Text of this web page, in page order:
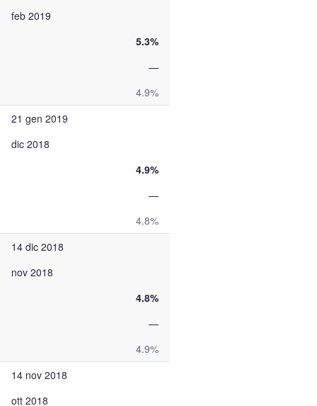
feb 2019
5.3%
—
4.9%
21 gen 2019
dic 2018
4.9%
—
4.8%
14 dic 2018
nov 2018
4.8%
—
4.9%
14 nov 2018
ott 2018